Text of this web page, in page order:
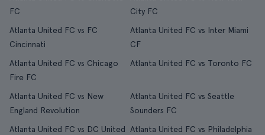
FC
City FC
Atlanta United FC vs FC
Cincinnati
Atlanta United FC vs Inter Miami
CF
Atlanta United FC vs Chicago
Fire FC
Atlanta United FC vs Toronto FC
Atlanta United FC vs New
England Revolution
Atlanta United FC vs Seattle
Sounders FC
Atlanta United FC vs DC United Atlanta United FC vs Philadelphia